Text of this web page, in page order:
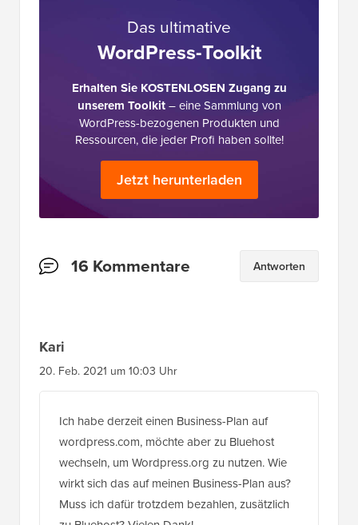
Das ultimative
WordPress-Toolkit
Erhalten Sie KOSTENLOSEN Zugang zu
unserem Toolkit– eine Sammlung von
WordPress-bezogenen Produkten und
Ressourcen, die jeder Profi haben sollte!
Jetzt herunterladen
Leserinteraktionen
16 Kommentare Antworten
Kari
20. Feb. 2021 um 10:03 Uhr
Ich habe derzeit einen Business-Plan auf
wordpress.com, möchte aber zu Bluehost
wechseln, um Wordpress.org zu nutzen. Wie
wirkt sich das auf meinen Business-Plan aus?
Muss ich dafür trotzdem bezahlen, zusätzlich